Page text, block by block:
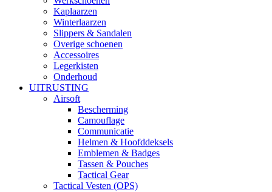
Kaplaarzen
Winterlaarzen
Slippers & Sandalen
Overige schoenen
Accessoires
Legerkisten
Onderhoud
UITRUSTING
Airsoft
Bescherming
Camouflage
Communicatie
Helmen & Hoofddeksels
Emblemen & Badges
Tassen & Pouches
Tactical Gear
Tactical Vesten (OPS)